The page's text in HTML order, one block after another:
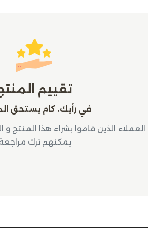
تقييم
في رأيك، كام يستحق
الذين قاموا بشراء هذا المنتج
يمكنهم ترك